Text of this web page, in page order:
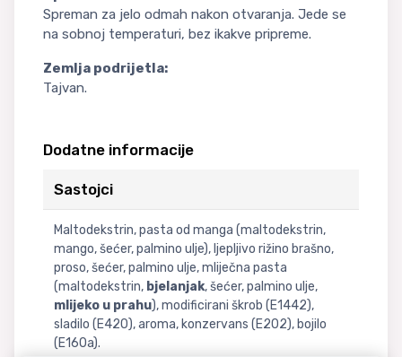
Spreman za jelo odmah nakon otvaranja. Jede se
na sobnoj temperaturi, bez ikakve pripreme.
Zemlja podrijetla:
Tajvan.
Dodatne informacije
Sastojci
Maltodekstrin, pasta od manga (maltodekstrin,
mango, šećer, palmino ulje), ljepljivo rižino brašno,
proso, šećer, palmino ulje, mliječna pasta
(maltodekstrin, bjelanjak, šećer, palmino ulje,
mlijeko u prahu), modificirani škrob (E1442),
sladilo (E420), aroma, konzervans (E202), bojilo
(E160a).